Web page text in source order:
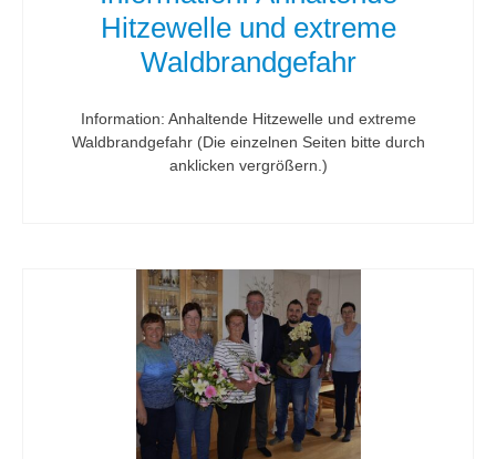
Hitzewelle und extreme
Waldbrandgefahr
Information: Anhaltende Hitzewelle und extreme
Waldbrandgefahr (Die einzelnen Seiten bitte durch
anklicken vergrößern.)